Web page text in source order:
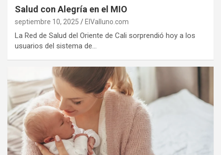
Salud con Alegría en el MIO
septiembre 10, 2025 ElValluno.com
La Red de Salud del Oriente de Cali sorprendió hoy a los
usuarios del sistema de…